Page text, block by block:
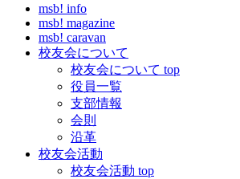
msb! info
msb! magazine
msb! caravan
校友会について
校友会について top
役員一覧
支部情報
会則
沿革
校友会活動
校友会活動 top